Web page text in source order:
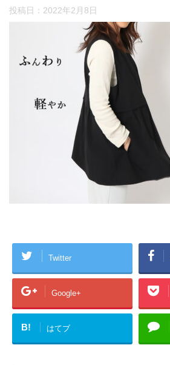
投稿日： 2022年2月8日
Twitter
Google+
B! はてブ